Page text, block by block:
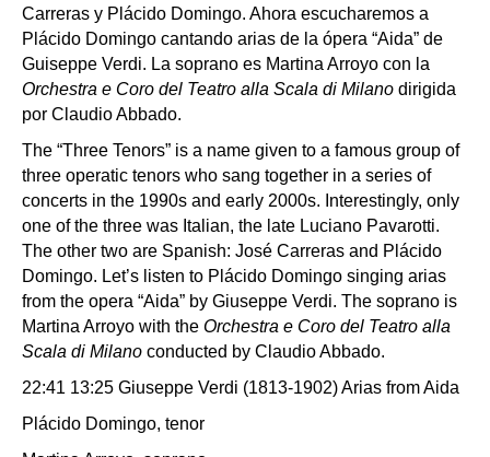
Carreras y Plácido Domingo. Ahora escucharemos a
Plácido Domingo cantando arias de la ópera “Aida” de
Guiseppe Verdi. La soprano es Martina Arroyo con la
Orchestra e Coro del Teatro alla Scala di Milano dirigida
por Claudio Abbado.
The “Three Tenors” is a name given to a famous group of
three operatic tenors who sang together in a series of
concerts in the 1990s and early 2000s. Interestingly, only
one of the three was Italian, the late Luciano Pavarotti.
The other two are Spanish: José Carreras and Plácido
Domingo. Let’s listen to Plácido Domingo singing arias
from the opera “Aida” by Giuseppe Verdi. The soprano is
Martina Arroyo with the Orchestra e Coro del Teatro alla
Scala di Milano conducted by Claudio Abbado.
22:41 13:25 Giuseppe Verdi (1813-1902) Arias from Aida
Plácido Domingo, tenor